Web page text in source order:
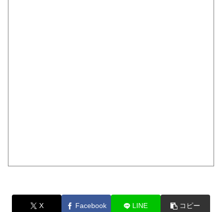
X Facebook LINE コピー